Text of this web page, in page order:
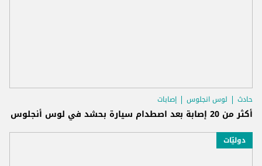
حادث لوس انجلوس إصابات
أكثر من 20 إصابة بعد اصطدام سيارة بحشد في لوس أنجلوس
دوليّات